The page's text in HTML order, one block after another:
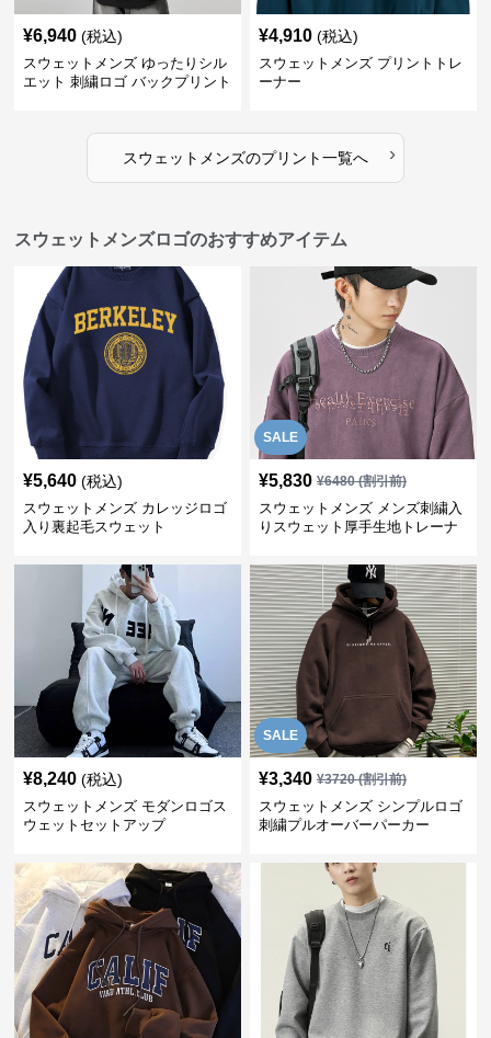
¥6,940 (税込)
スウェットメンズ ゆったりシル
エット 刺繍ロゴ バックプリント
¥4,910 (税込)
スウェットメンズ プリントトレ
ーナー
スウェットメンズのプリント一覧へ ›
スウェットメンズロゴのおすすめアイテム
¥5,640 (税込)
スウェットメンズ カレッジロゴ
入り裏起毛スウェット
SALE
¥5,830 ¥6480(割引前)
スウェットメンズ メンズ刺繍入
りスウェット厚手生地トレーナ
¥8,240 (税込)
スウェットメンズ モダンロゴス
ウェットセットアップ
SALE
¥3,340 ¥3720(割引前)
スウェットメンズ シンプルロゴ
刺繍プルオーバーパーカー